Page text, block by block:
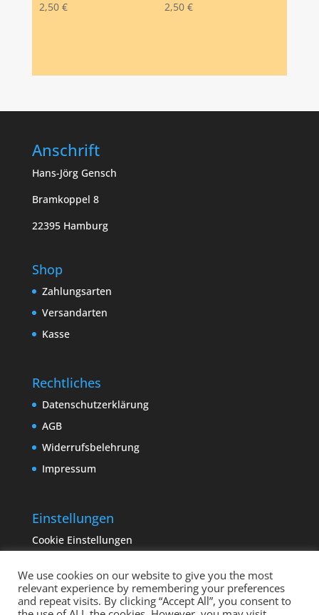
2,50 € 2,50 €
Anschrift
Hans-Jörg Gensch
Bramkoppel 8
22395 Hamburg
Shop
Zahlungsarten
Versandarten
Kasse
Rechtliches
Datenschutzerklärung
AGB
Widerrufsbelehrung
Impressum
Einstellungen
Cookie Einstellungen
We use cookies on our website to give you the most
relevant experience by remembering your preferences
and repeat visits. By clicking “Accept All”, you consent to